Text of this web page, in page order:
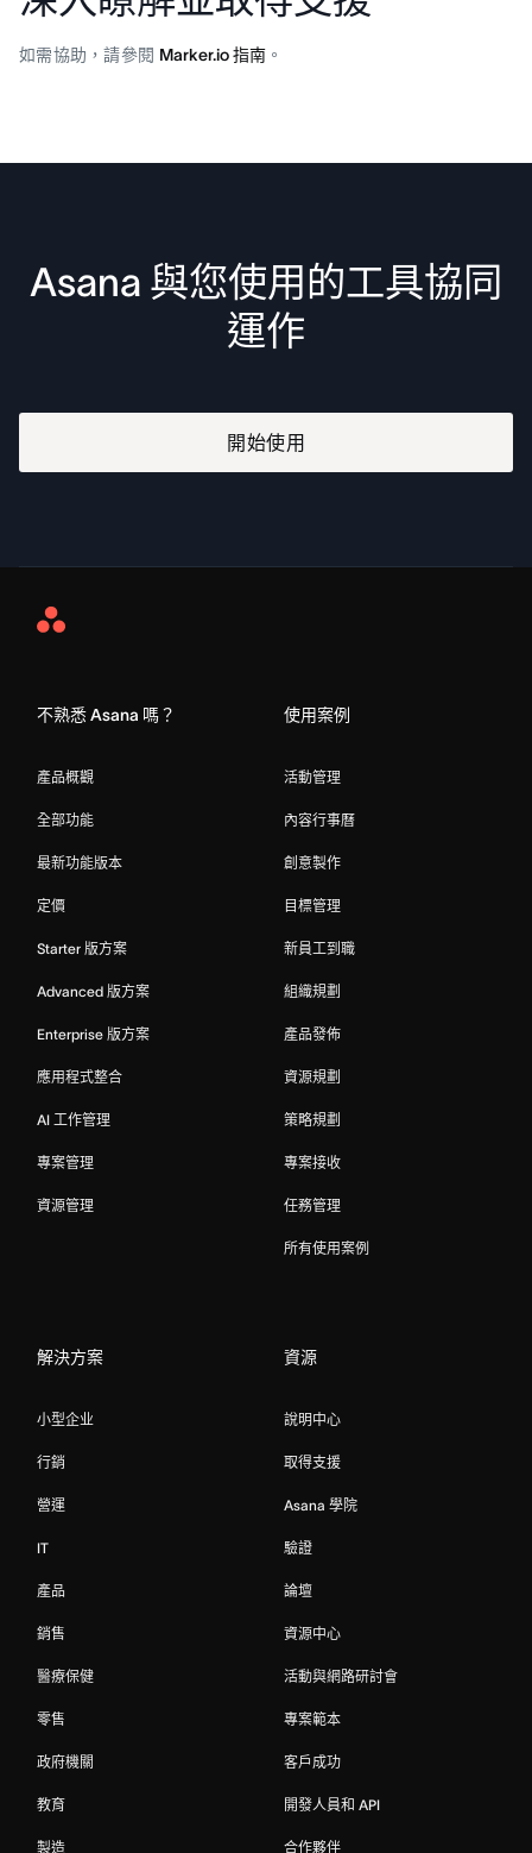
如需協助，請參閱 Marker.io 指南。
Asana 與您使用的工具協同
運作
開始使用
Asana
不熟悉 Asana 嗎？
產品概觀
全部功能
最新功能版本
定價
Starter 版方案
Advanced 版方案
Enterprise 版方案
應用程式整合
AI 工作管理
專案管理
資源管理
使用案例
活動管理
內容行事曆
創意製作
目標管理
新員工到職
組織規劃
產品發佈
資源規劃
策略規劃
專案接收
任務管理
所有使用案例
解決方案
小型企业
行銷
營運
IT
產品
銷售
醫療保健
零售
政府機關
教育
製造
資源
說明中心
取得支援
Asana 學院
驗證
論壇
資源中心
活動與網路研討會
專案範本
客戶成功
開發人員和 API
合作夥伴